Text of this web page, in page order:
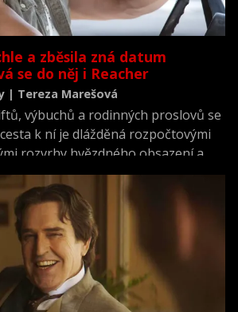
a zběsila zná datum
se do něj i Reacher
| Tereza Marešová
výbuchů a rodinných proslovů se
k ní je dlážděná rozpočtovými
rozvrhy hvězdného obsazení a
dojímá i ostříleného akčního